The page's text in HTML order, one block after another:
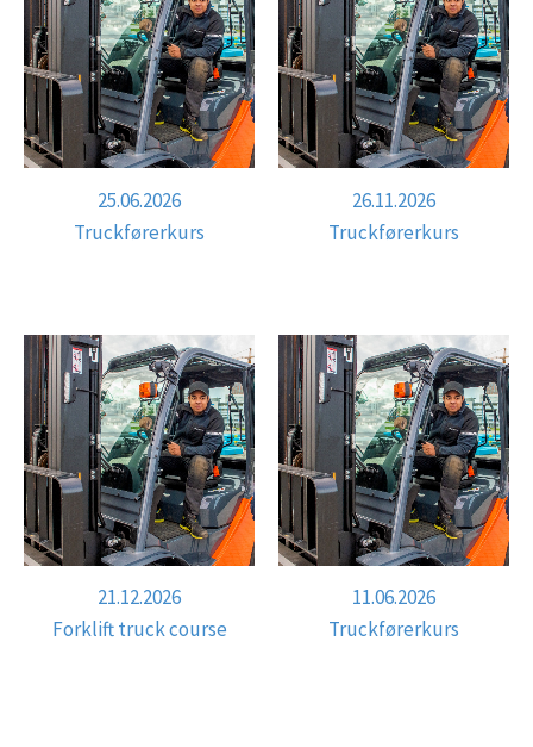
25.06.2026
Truckførerkurs
26.11.2026
Truckførerkurs
21.12.2026
Forklift truck course
11.06.2026
Truckførerkurs